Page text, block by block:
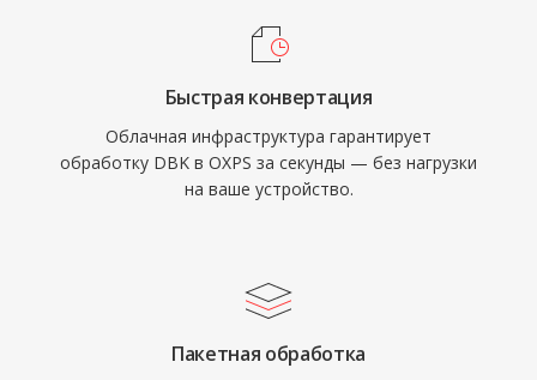
Быстрая конвертация
Облачная инфраструктура гарантирует
обработку DBK в OXPS за секунды — без нагрузки
на ваше устройство.
Пакетная обработка